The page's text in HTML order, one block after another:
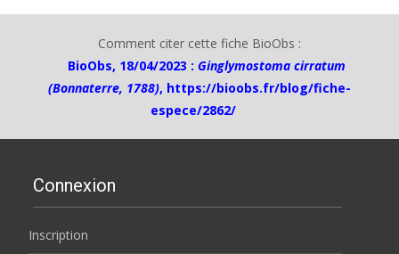
Comment citer cette fiche BioObs :
BioObs, 18/04/2023 : Ginglymostoma cirratum
(Bonnaterre, 1788), https://bioobs.fr/blog/fiche-
espece/2862/
Connexion
Inscription